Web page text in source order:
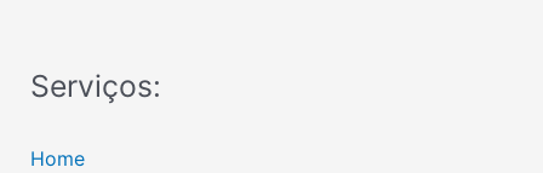
Serviços:
Home